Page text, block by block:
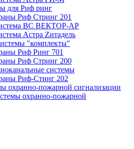
для Риф ринг
Риф Стринг 201
ВС ВЕКТОР-АР
Астра Zитадель
"комплекты"
Риф Ринг 701
Риф Стринг 200
системы
Риф-Стинг 202
охранно-пожарной сигнализации
охранно-пожарной